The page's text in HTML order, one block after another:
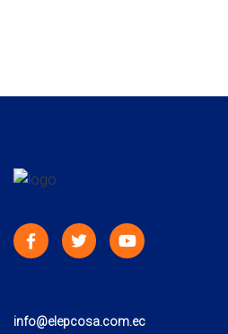
info@elepcosa.com.ec